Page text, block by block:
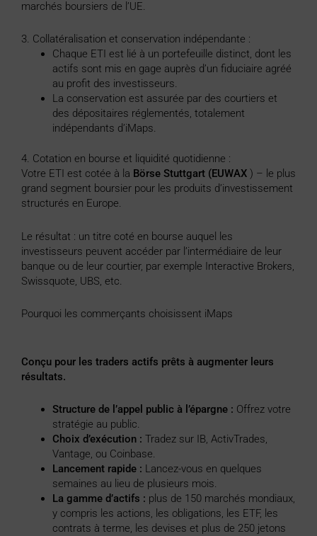
marchés boursiers de l’UE.
3. Collatéralisation et conservation indépendante :
Chaque ETI est lié à un portefeuille distinct, dont les
actifs sont mis en gage auprès d’un fiduciaire agréé
au profit des investisseurs.
La conservation est assurée par des courtiers et
des dépositaires réglementés, totalement
indépendants d’iMaps.
4. Cotation en bourse et liquidité quotidienne :
Votre ETI est cotée à la Börse Stuttgart (EUWAX ) – le plus
grand segment boursier pour les produits d’investissement
structurés en Europe.
Le résultat : un titre coté en bourse auquel les
investisseurs peuvent accéder par l’intermédiaire de leur
banque ou de leur courtier, par exemple Interactive Brokers,
Swissquote, UBS, etc.
Pourquoi les commerçants choisissent iMaps
Conçu pour les traders actifs prêts à augmenter leurs
résultats.
Structure de l’appel public à l’épargne : Offrez votre
stratégie au public.
Choix d’exécution : Tradez sur IB, ActivTrades,
Vantage, ou Coinbase.
Lancement rapide : Lancez-vous en quelques
semaines au lieu de plusieurs mois.
La gamme d’actifs : plus de 150 marchés mondiaux,
y compris les actions, les obligations, les ETF, les
contrats à terme, les devises et plus de 250 jetons